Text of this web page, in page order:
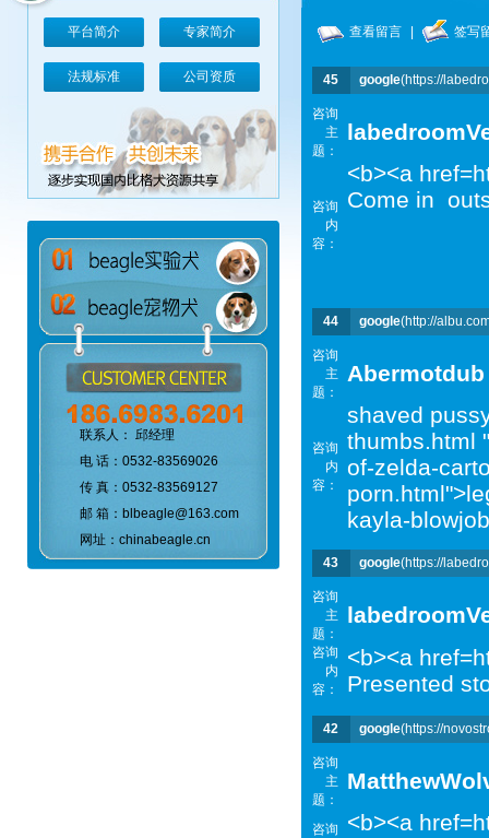
平台简介 专家简介
法规标准 公司资质
联系人： 邱经理
电 话：0532-83569026
传 真：0532-83569127
邮 箱：blbeagle@163.com
网址：chinabeagle.cn
查看留言 签写
45 google(https://
咨询
主
题：
咨询
内
容：
<b><a
Come in
44 google(http://
咨询
主
题：
Abermotdub
咨询
内
容：
shaved
thumbs.html
of-zelda-
kayla-
43 google(https://
咨询
主
题：
咨询
内
容：
<b><a
Presented
42 google(https://
咨询
主
题：
咨询
<b><a